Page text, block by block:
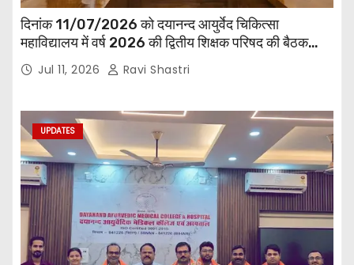
दिनांक 11/07/2026 को दयानन्द आयुर्वेद चिकित्सा
महाविद्यालय में वर्ष 2026 की द्वितीय शिक्षक परिषद की बैठक
प्राचार्य की अध्यक्षता में हुई। बैठक मे महाविद्यालय सभी
विभागाध्यक्ष एवं शिक्षक सम्मिलित हुए।
Jul 11, 2026 Ravi Shastri
UPDATES